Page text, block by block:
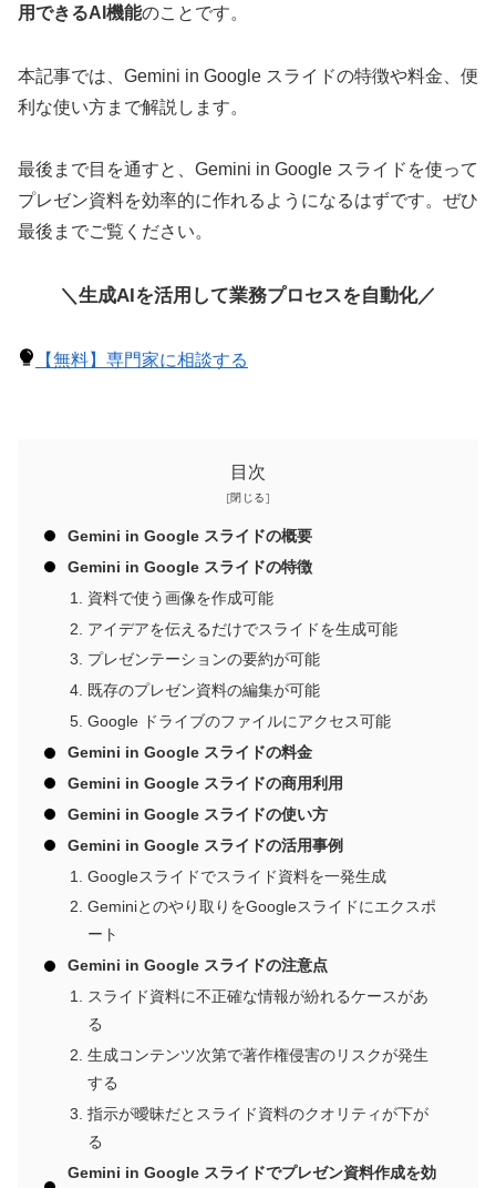
用できるAI機能のことです。
本記事では、Gemini in Google スライドの特徴や料金、便
利な使い方まで解説します。
最後まで目を通すと、Gemini in Google スライドを使って
プレゼン資料を効率的に作れるようになるはずです。ぜひ
最後までご覧ください。
＼生成AIを活用して業務プロセスを自動化／
【無料】専門家に相談する
目次
Gemini in Google スライドの概要
Gemini in Google スライドの特徴
資料で使う画像を作成可能
アイデアを伝えるだけでスライドを生成可能
プレゼンテーションの要約が可能
既存のプレゼン資料の編集が可能
Google ドライブのファイルにアクセス可能
Gemini in Google スライドの料金
Gemini in Google スライドの商用利用
Gemini in Google スライドの使い方
Gemini in Google スライドの活用事例
Googleスライドでスライド資料を一発生成
Geminiとのやり取りをGoogleスライドにエクスポ
ート
Gemini in Google スライドの注意点
スライド資料に不正確な情報が紛れるケースがあ
る
生成コンテンツ次第で著作権侵害のリスクが発生
する
指示が曖昧だとスライド資料のクオリティが下が
る
Gemini in Google スライドでプレゼン資料作成を効